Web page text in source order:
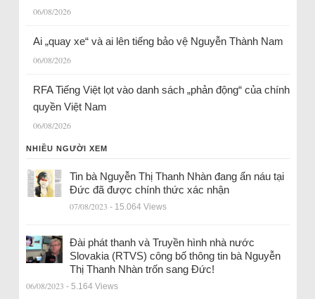
06/08/2026
Ai „quay xe“ và ai lên tiếng bảo vệ Nguyễn Thành Nam
06/08/2026
RFA Tiếng Việt lọt vào danh sách „phản động“ của chính
quyền Việt Nam
06/08/2026
NHIỀU NGƯỜI XEM
Tin bà Nguyễn Thị Thanh Nhàn đang ẩn náu tại
Đức đã được chính thức xác nhận
07/08/2023 - 15.064 Views
Đài phát thanh và Truyền hình nhà nước
Slovakia (RTVS) công bố thông tin bà Nguyễn
Thị Thanh Nhàn trốn sang Đức!
06/08/2023 - 5.164 Views